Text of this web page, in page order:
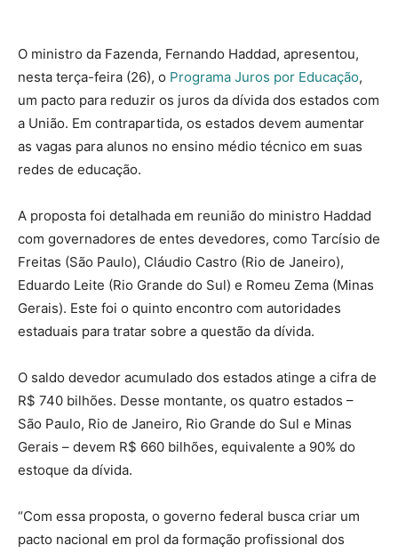
O ministro da Fazenda, Fernando Haddad, apresentou,
nesta terça-feira (26), o Programa Juros por Educação,
um pacto para reduzir os juros da dívida dos estados com
a União. Em contrapartida, os estados devem aumentar
as vagas para alunos no ensino médio técnico em suas
redes de educação.
A proposta foi detalhada em reunião do ministro Haddad
com governadores de entes devedores, como Tarcísio de
Freitas (São Paulo), Cláudio Castro (Rio de Janeiro),
Eduardo Leite (Rio Grande do Sul) e Romeu Zema (Minas
Gerais). Este foi o quinto encontro com autoridades
estaduais para tratar sobre a questão da dívida.
O saldo devedor acumulado dos estados atinge a cifra de
R$ 740 bilhões. Desse montante, os quatro estados –
São Paulo, Rio de Janeiro, Rio Grande do Sul e Minas
Gerais – devem R$ 660 bilhões, equivalente a 90% do
estoque da dívida.
“Com essa proposta, o governo federal busca criar um
pacto nacional em prol da formação profissional dos